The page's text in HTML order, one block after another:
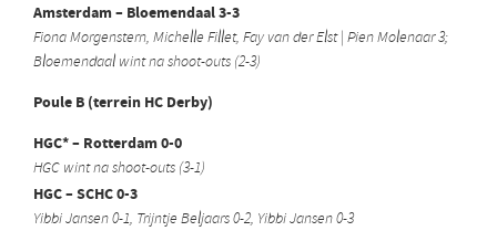
Amsterdam – Bloemendaal 3-3
Fiona Morgenstern, Michelle Fillet, Fay van der Elst | Pien Molenaar 3;
Bloemendaal wint na shoot-outs (2-3)
Poule B (terrein HC Derby)
HGC* – Rotterdam 0-0
HGC wint na shoot-outs (3-1)
HGC – SCHC 0-3
Yibbi Jansen 0-1, Trijntje Beljaars 0-2, Yibbi Jansen 0-3